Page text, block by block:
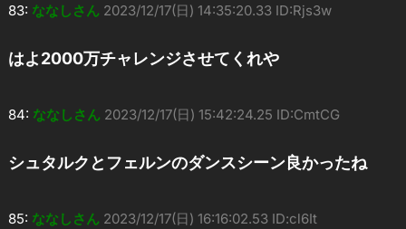
83: ななしさん 2023/12/17(日) 14:35:20.33 ID:Rjs3w
はよ2000万チャレンジさせてくれや
84: ななしさん 2023/12/17(日) 15:42:24.25 ID:CmtCG
シュタルクとフェルンのダンスシーン良かったね
85: ななしさん 2023/12/17(日) 16:16:02.53 ID:cl6It